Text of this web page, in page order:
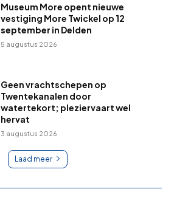
Museum More opent nieuwe
vestiging More Twickel op 12
september in Delden
5 augustus 2026
Geen vrachtschepen op
Twentekanalen door
watertekort; pleziervaart wel
hervat
3 augustus 2026
Laad meer